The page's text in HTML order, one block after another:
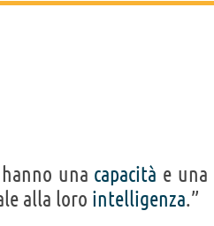
una capacità e una
alla loro intelligenza.”